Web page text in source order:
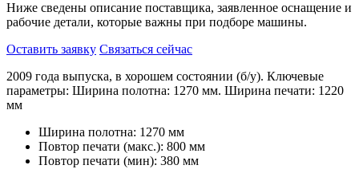
Ниже сведены описание поставщика, заявленное оснащение и
рабочие детали, которые важны при подборе машины.
Оставить заявку Связаться сейчас
2009 года выпуска, в хорошем состоянии (б/у). Ключевые
параметры: Ширина полотна: 1270 мм. Ширина печати: 1220
мм
Ширина полотна: 1270 мм
Повтор печати (макс.): 800 мм
Повтор печати (мин): 380 мм